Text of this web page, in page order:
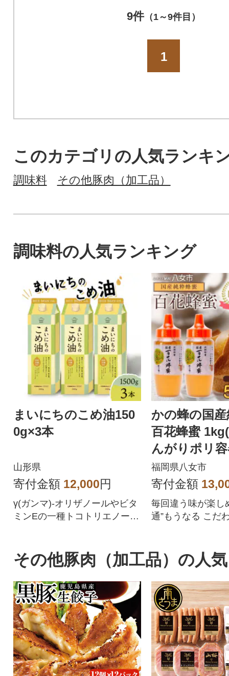
9件（1～9件目）
1
このカテゴリの人気ランキ
調味料 その他豚肉（加工品）
調味料の人気ランキング
まいにちのこめ油150
0g×3本
山形県
寄付金額 12,000円
γ(ガンマ)-オリザノールやビタ
ミンEの一種トコトリエノール
かの蜂の国
百花蜂蜜
んがりポリ
八女市
福岡県八女市
寄付金額
毎回違う味が楽し
通”もうなる こだ
その他豚肉（加工品）の人